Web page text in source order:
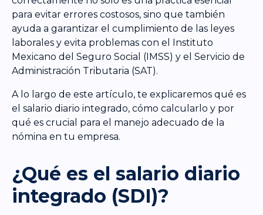
para evitar errores costosos, sino que también
ayuda a garantizar el cumplimiento de las leyes
laborales y evita problemas con el Instituto
Mexicano del Seguro Social (IMSS) y el Servicio de
Administración Tributaria (SAT).
A lo largo de este artículo, te explicaremos qué es
el salario diario integrado, cómo calcularlo y por
qué es crucial para el manejo adecuado de la
nómina en tu empresa.
¿Qué es el salario diario
integrado (SDI)?